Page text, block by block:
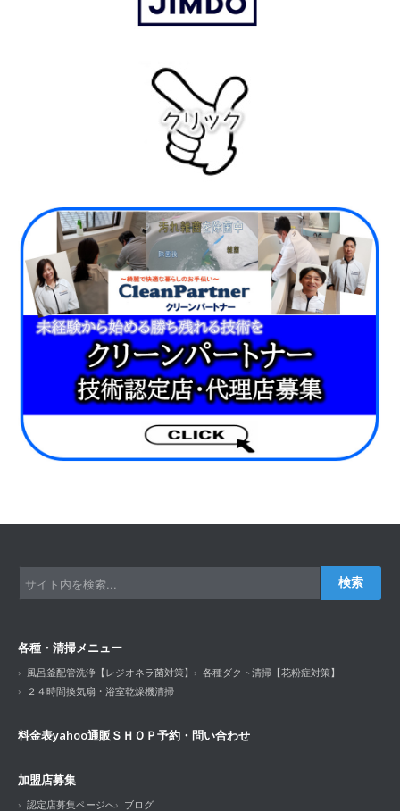
検索
各種・清掃メニュー
風呂釜配管洗浄【レジオネラ菌対策】
各種ダクト清掃【花粉症対策】
２４時間換気扇・浴室乾燥機清掃
料金表yahoo通販ＳＨＯＰ予約・問い合わせ
加盟店募集
認定店募集ページへ ブログ